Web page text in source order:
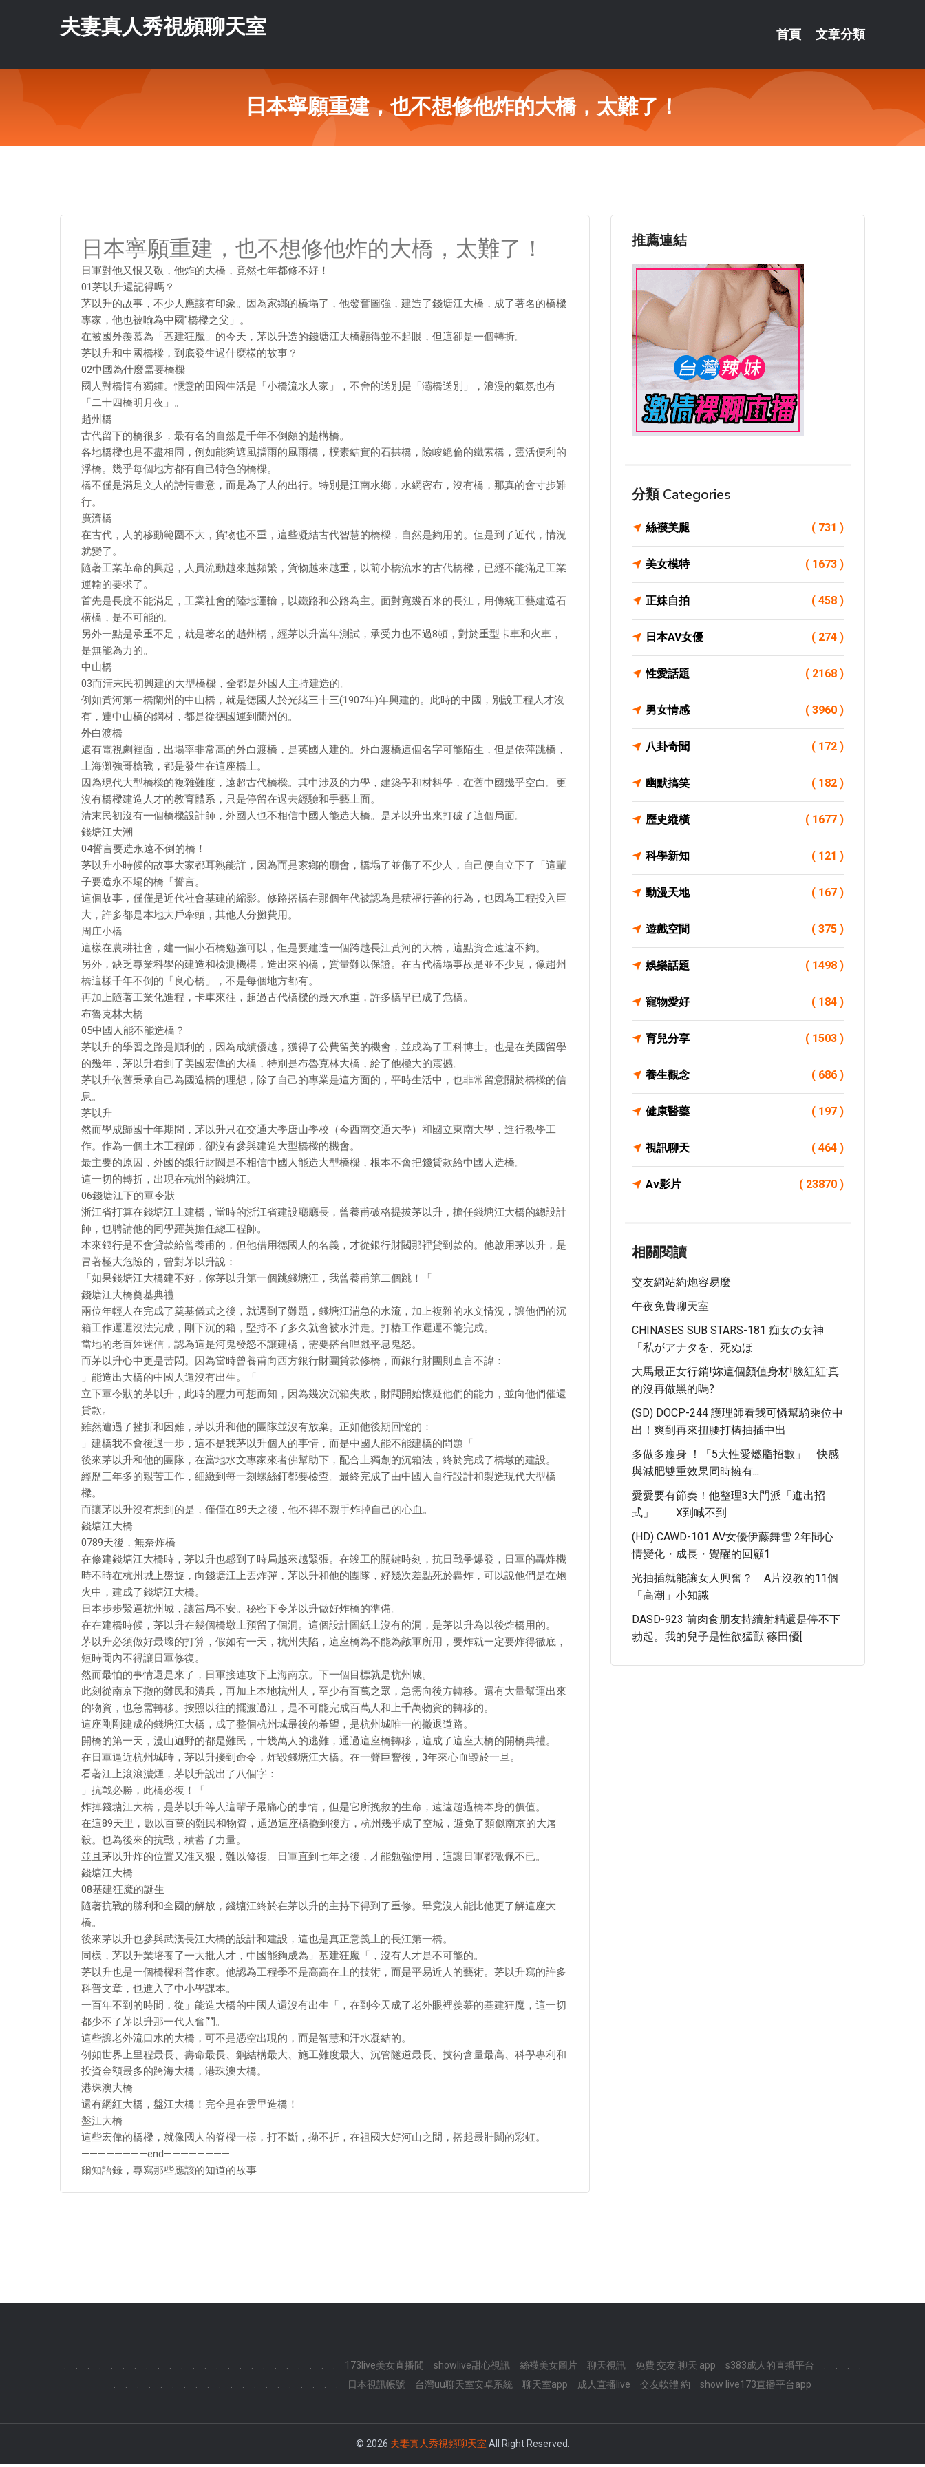
夫妻真人秀視頻聊天室 首頁 文章分類
日本寧願重建，也不想修他炸的大橋，太難了！
日本寧願重建，也不想修他炸的大橋，太難了！
日軍對他又恨又敬，他炸的大橋，竟然七年都修不好！
01茅以升還記得嗎？
茅以升的故事，不少人應該有印象。因為家鄉的橋塌了，他發奮圖強，建造了錢塘江大橋，成了著名的橋樑
專家，他也被喻為中國"橋樑之父」。
在被國外羨慕為「基建狂魔」的今天，茅以升造的錢塘江大橋顯得並不起眼，但這卻是一個轉折。
茅以升和中國橋樑，到底發生過什麼樣的故事？
02中國為什麼需要橋樑
國人對橋情有獨鍾。愜意的田園生活是「小橋流水人家」，不舍的送別是「灞橋送別」，浪漫的氣氛也有
「二十四橋明月夜」。
趙州橋
古代留下的橋很多，最有名的自然是千年不倒頗的趙構橋。
各地橋樑也是不盡相同，例如能夠遮風擋雨的風雨橋，樸素結實的石拱橋，險峻絕倫的鐵索橋，靈活便利的
浮橋。幾乎每個地方都有自己特色的橋樑。
橋不僅是滿足文人的詩情畫意，而是為了人的出行。特別是江南水鄉，水網密布，沒有橋，那真的會寸步難
行。
廣濟橋
在古代，人的移動範圍不大，貨物也不重，這些凝結古代智慧的橋樑，自然是夠用的。但是到了近代，情況
就變了。
隨著工業革命的興起，人員流動越來越頻繁，貨物越來越重，以前小橋流水的古代橋樑，已經不能滿足工業
運輸的要求了。
首先是長度不能滿足，工業社會的陸地運輸，以鐵路和公路為主。面對寬幾百米的長江，用傳統工藝建造石
構橋，是不可能的。
另外一點是承重不足，就是著名的趙州橋，經茅以升當年測試，承受力也不過8頓，對於重型卡車和火車，
是無能為力的。
中山橋
03而清末民初興建的大型橋樑，全都是外國人主持建造的。
例如黃河第一橋蘭州的中山橋，就是德國人於光緒三十三(1907年)年興建的。此時的中國，別說工程人才沒
有，連中山橋的鋼材，都是從德國運到蘭州的。
外白渡橋
還有電視劇裡面，出場率非常高的外白渡橋，是英國人建的。外白渡橋這個名字可能陌生，但是依萍跳橋，
上海灘強哥槍戰，都是發生在這座橋上。
因為現代大型橋樑的複雜難度，遠超古代橋樑。其中涉及的力學，建築學和材料學，在舊中國幾乎空白。更
沒有橋樑建造人才的教育體系，只是停留在過去經驗和手藝上面。
清末民初沒有一個橋樑設計師，外國人也不相信中國人能造大橋。是茅以升出來打破了這個局面。
錢塘江大潮
04誓言要造永遠不倒的橋！
茅以升小時候的故事大家都耳熟能詳，因為而是家鄉的廟會，橋塌了並傷了不少人，自己便自立下了「這輩
子要造永不塌的橋「誓言。
這個故事，僅僅是近代社會基建的縮影。修路搭橋在那個年代被認為是積福行善的行為，也因為工程投入巨
大，許多都是本地大戶牽頭，其他人分攤費用。
周庄小橋
這樣在農耕社會，建一個小石橋勉強可以，但是要建造一個跨越長江黃河的大橋，這點資金遠遠不夠。
另外，缺乏專業科學的建造和檢測機構，造出來的橋，質量難以保證。在古代橋塌事故是並不少見，像趙州
橋這樣千年不倒的「良心橋」，不是每個地方都有。
再加上隨著工業化進程，卡車來往，超過古代橋樑的最大承重，許多橋早已成了危橋。
布魯克林大橋
05中國人能不能造橋？
茅以升的學習之路是順利的，因為成績優越，獲得了公費留美的機會，並成為了工科博士。也是在美國留學
的幾年，茅以升看到了美國宏偉的大橋，特別是布魯克林大橋，給了他極大的震撼。
茅以升依舊秉承自己為國造橋的理想，除了自己的專業是這方面的，平時生活中，也非常留意關於橋樑的信
息。
茅以升
然而學成歸國十年期間，茅以升只在交通大學唐山學校（今西南交通大學）和國立東南大學，進行教學工
作。作為一個土木工程師，卻沒有參與建造大型橋樑的機會。
最主要的原因，外國的銀行財閥是不相信中國人能造大型橋樑，根本不會把錢貸款給中國人造橋。
這一切的轉折，出現在杭州的錢塘江。
06錢塘江下的軍令狀
浙江省打算在錢塘江上建橋，當時的浙江省建設廳廳長，曾養甫破格提拔茅以升，擔任錢塘江大橋的總設計
師，也聘請他的同學羅英擔任總工程師。
本來銀行是不會貸款給曾養甫的，但他借用德國人的名義，才從銀行財閥那裡貸到款的。他啟用茅以升，是
冒著極大危險的，曾對茅以升說：
「如果錢塘江大橋建不好，你茅以升第一個跳錢塘江，我曾養甫第二個跳！「
錢塘江大橋奠基典禮
兩位年輕人在完成了奠基儀式之後，就遇到了難題，錢塘江湍急的水流，加上複雜的水文情況，讓他們的沉
箱工作遲遲沒法完成，剛下沉的箱，堅持不了多久就會被水沖走。打樁工作遲遲不能完成。
當地的老百姓迷信，認為這是河鬼發怒不讓建橋，需要搭台唱戲平息鬼怒。
而茅以升心中更是苦悶。因為當時曾養甫向西方銀行財團貸款修橋，而銀行財團則直言不諱：
」能造出大橋的中國人還沒有出生。「
立下軍令狀的茅以升，此時的壓力可想而知，因為幾次沉箱失敗，財閥開始懷疑他們的能力，並向他們催還
貸款。
雖然遭遇了挫折和困難，茅以升和他的團隊並沒有放棄。正如他後期回憶的：
」建橋我不會後退一步，這不是我茅以升個人的事情，而是中國人能不能建橋的問題「
後來茅以升和他的團隊，在當地水文專家來者佛幫助下，配合上獨創的沉箱法，終於完成了橋墩的建設。
經歷三年多的艱苦工作，細緻到每一刻螺絲釘都要檢查。最終完成了由中國人自行設計和製造現代大型橋
樑。
而讓茅以升沒有想到的是，僅僅在89天之後，他不得不親手炸掉自己的心血。
錢塘江大橋
0789天後，無奈炸橋
在修建錢塘江大橋時，茅以升也感到了時局越來越緊張。在竣工的關鍵時刻，抗日戰爭爆發，日軍的轟炸機
時不時在杭州城上盤旋，向錢塘江上丟炸彈，茅以升和他的團隊，好幾次差點死於轟炸，可以說他們是在炮
火中，建成了錢塘江大橋。
日本步步緊逼杭州城，讓當局不安。秘密下令茅以升做好炸橋的準備。
在在建橋時候，茅以升在幾個橋墩上預留了個洞。這個設計圖紙上沒有的洞，是茅以升為以後炸橋用的。
茅以升必須做好最壞的打算，假如有一天，杭州失陷，這座橋為不能為敵軍所用，要炸就一定要炸得徹底，
短時間內不得讓日軍修復。
然而最怕的事情還是來了，日軍接連攻下上海南京。下一個目標就是杭州城。
此刻從南京下撤的難民和潰兵，再加上本地杭州人，至少有百萬之眾，急需向後方轉移。還有大量幫運出來
的物資，也急需轉移。按照以往的擺渡過江，是不可能完成百萬人和上千萬物資的轉移的。
這座剛剛建成的錢塘江大橋，成了整個杭州城最後的希望，是杭州城唯一的撤退道路。
開橋的第一天，漫山遍野的都是難民，十幾萬人的逃難，通過這座橋轉移，這成了這座大橋的開橋典禮。
在日軍逼近杭州城時，茅以升接到命令，炸毀錢塘江大橋。在一聲巨響後，3年來心血毀於一旦。
看著江上滾滾濃煙，茅以升說出了八個字：
」抗戰必勝，此橋必復！「
炸掉錢塘江大橋，是茅以升等人這輩子最痛心的事情，但是它所挽救的生命，遠遠超過橋本身的價值。
在這89天里，數以百萬的難民和物資，通過這座橋撤到後方，杭州幾乎成了空城，避免了類似南京的大屠
殺。也為後來的抗戰，積蓄了力量。
並且茅以升炸的位置又准又狠，難以修復。日軍直到七年之後，才能勉強使用，這讓日軍都敬佩不已。
錢塘江大橋
08基建狂魔的誕生
隨著抗戰的勝利和全國的解放，錢塘江終於在茅以升的主持下得到了重修。畢竟沒人能比他更了解這座大
橋。
後來茅以升也參與武漢長江大橋的設計和建設，這也是真正意義上的長江第一橋。
同樣，茅以升業培養了一大批人才，中國能夠成為」基建狂魔「，沒有人才是不可能的。
茅以升也是一個橋樑科普作家。他認為工程學不是高高在上的技術，而是平易近人的藝術。茅以升寫的許多
科普文章，也進入了中小學課本。
一百年不到的時間，從」能造大橋的中國人還沒有出生「，在到今天成了老外眼裡羨慕的基建狂魔，這一切
都少不了茅以升那一代人奮鬥。
這些讓老外流口水的大橋，可不是憑空出現的，而是智慧和汗水凝結的。
例如世界上里程最長、壽命最長、鋼結構最大、施工難度最大、沉管隧道最長、技術含量最高、科學專利和
投資金額最多的跨海大橋，港珠澳大橋。
港珠澳大橋
還有網紅大橋，盤江大橋！完全是在雲里造橋！
盤江大橋
這些宏偉的橋樑，就像國人的脊樑一樣，打不斷，拗不折，在祖國大好河山之間，搭起最壯闊的彩虹。
————————end————————
爾知語錄，專寫那些應該的知道的故事
推薦連結
分類 Categories
絲襪美腿 ( 731 )
美女模特 ( 1673 )
正妹自拍 ( 458 )
日本AV女優 ( 274 )
性愛話題 ( 2168 )
男女情感 ( 3960 )
八卦奇聞 ( 172 )
幽默搞笑 ( 182 )
歷史縱橫 ( 1677 )
科學新知 ( 121 )
動漫天地 ( 167 )
遊戲空間 ( 375 )
娛樂話題 ( 1498 )
寵物愛好 ( 184 )
育兒分享 ( 1503 )
養生觀念 ( 686 )
健康醫藥 ( 197 )
視訊聊天 ( 464 )
Av影片 ( 23870 )
相關閱讀
交友網站約炮容易麼
午夜免費聊天室
CHINASES SUB STARS-181 痴女の女神
「私がアナタを、死ぬほ
大馬最正女行銷!妳這個顏值身材!臉紅紅:真
的沒再做黑的嗎?
(SD) DOCP-244 護理師看我可憐幫騎乘位中
出！爽到再來扭腰打樁抽插中出
多做多瘦身 ！「5大性愛燃脂招數」 快感
與減肥雙重效果同時擁有...
愛愛要有節奏！他整理3大門派「進出招
式」 X到喊不到
(HD) CAWD-101 AV女優伊藤舞雪 2年間心
情變化・成長・覺醒的回顧1
光抽插就能讓女人興奮？ A片沒教的11個
「高潮」小知識
DASD-923 前肉食朋友持續射精還是停不下
勃起。我的兒子是性欲猛獸 篠田優[
173live美女直播間 showlive甜心視訊 絲襪美女圖片 聊天視訊 免費 交友 聊天 app s383成人的直播平台
日本視訊帳號 台灣uu聊天室安卓系統 聊天室app 成人直播live 交友軟體 約 show live173直播平台app
© 2026 夫妻真人秀視頻聊天室 All Right Reserved.